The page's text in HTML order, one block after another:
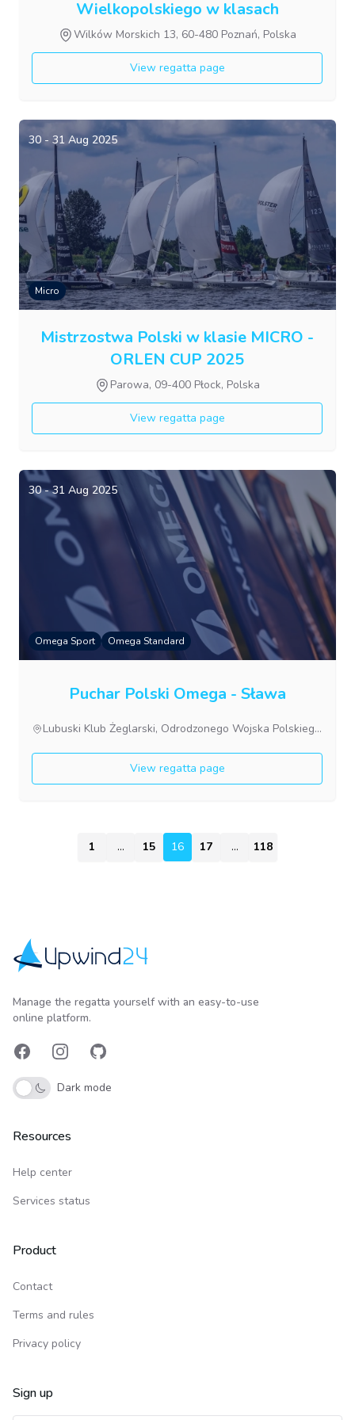
Wielkopolskiego w klasach
turystycznych
Wilków Morskich 13, 60-480 Poznań, Polska
View regatta page
30 - 31 Aug 2025
Micro
Mistrzostwa Polski w klasie MICRO -
ORLEN CUP 2025
Parowa, 09-400 Płock, Polska
View regatta page
30 - 31 Aug 2025
Omega Sport Omega Standard
Puchar Polski Omega - Sława
Lubuski Klub Żeglarski, Odrodzonego Wojska Polskiego 23, 67-410 Sława, Poland
View regatta page
16
1 ... 15 16 17 ... 118
Manage the regatta yourself with an easy-to-use
online platform.
FacebookInstagramGitHub
Dark mode
Resources
Help center
Services status
Product
Contact
Terms and rules
Privacy policy
Sign up